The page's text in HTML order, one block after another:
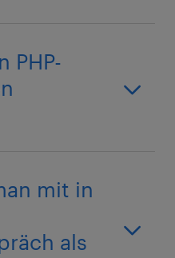
PHP-
mit in
als